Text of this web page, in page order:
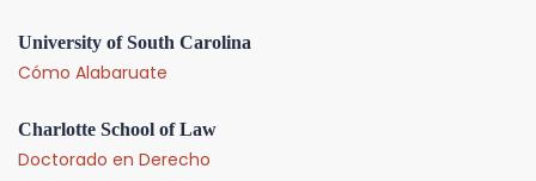
University of South Carolina
Cómo Alabaruate
Charlotte School of Law
Doctorado en Derecho